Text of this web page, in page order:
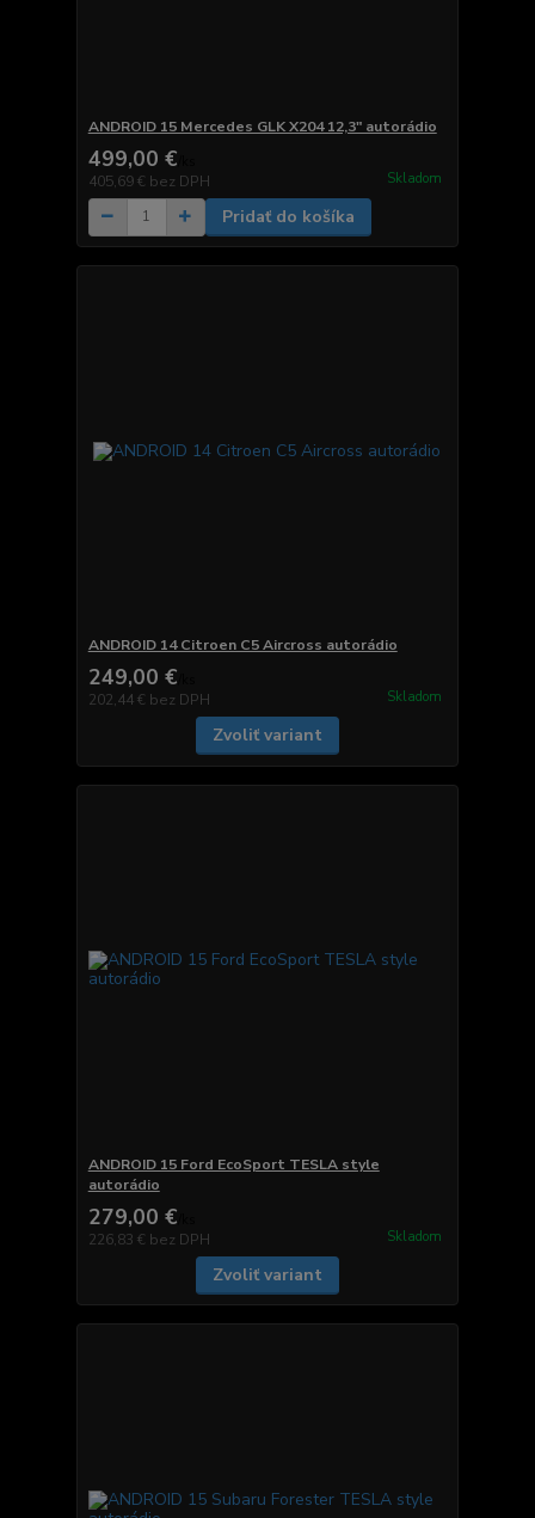
ANDROID 15 Mercedes GLK X204 12,3" autorádio
499,00 €
405,69 € bez DPH Skladom
Pridať do košíka
ANDROID 14 Citroen C5 Aircross autorádio
249,00 €
202,44 € bez DPH Skladom
Zvoliť variant
ANDROID 15 Ford EcoSport TESLA style
autorádio
279,00 €
226,83 € bez DPH Skladom
Zvoliť variant